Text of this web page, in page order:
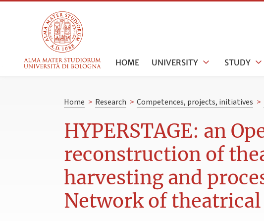
HOME UNIVERSITY STUDY
Home > Research > Competences, projects, initiatives >
HYPERSTAGE: an
reconstruction of
harvesting and
Network of